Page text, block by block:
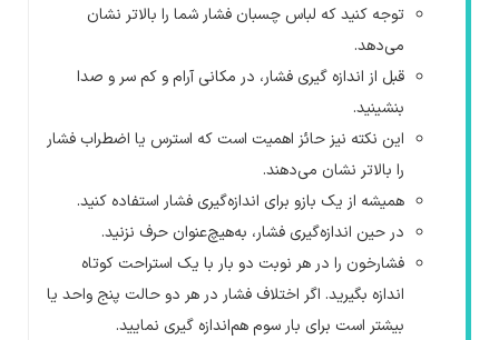
توجه کنید که لباس چسبان فشار شما را بالاتر نشان
می‌دهد.
قبل از اندازه گیری فشار، در مکانی آرام و کم سر و صدا
بنشینید.
این نکته نیز حائز اهمیت است که استرس یا اضطراب فشار
را بالاتر نشان می‌دهند.
همیشه از یک بازو برای اندازه‌گیری فشار استفاده کنید.
در حین اندازه‌گیری فشار، به‌هیچ‌عنوان حرف نزنید.
فشارخون را در هر نوبت دو بار با یک استراحت کوتاه
اندازه بگیرید. اگر اختلاف فشار در هر دو حالت پنج واحد یا
بیشتر است برای بار سوم هم‌اندازه گیری نمایید.